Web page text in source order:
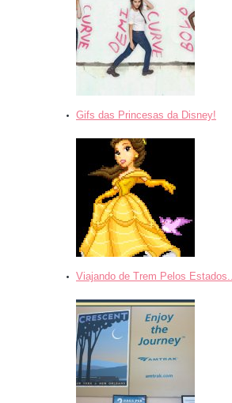
Gifs das Princesas da Disney!
Viajando de Trem Pelos Estados...